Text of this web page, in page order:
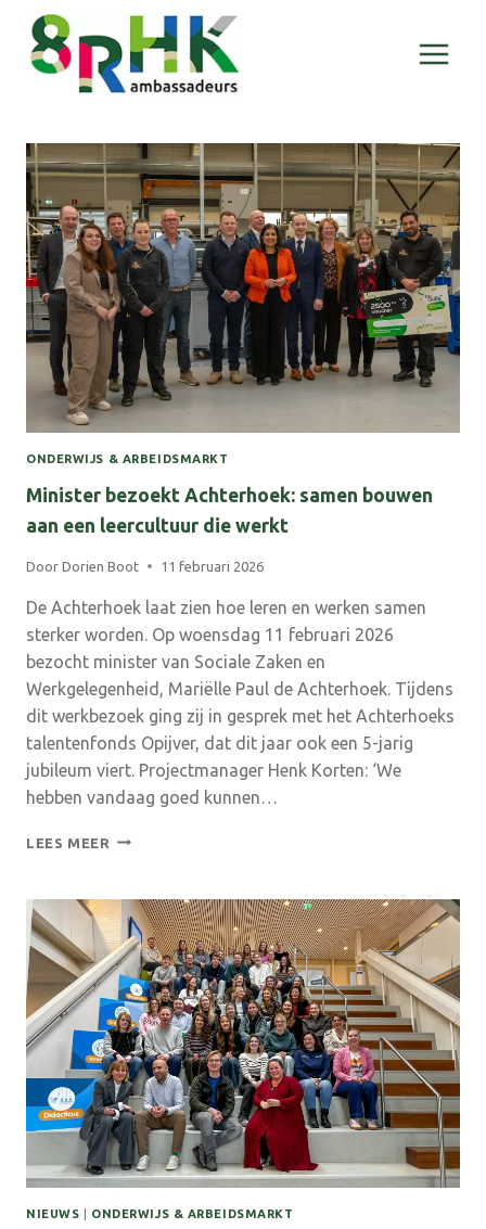
Doorgaan
naar
inhoud
ONDERWIJS & ARBEIDSMARKT
Minister bezoekt Achterhoek: samen bouwen
aan een leercultuur die werkt
Door Dorien Boot 11 februari 2026
De Achterhoek laat zien hoe leren en werken samen
sterker worden. Op woensdag 11 februari 2026
bezocht minister van Sociale Zaken en
Werkgelegenheid, Mariëlle Paul de Achterhoek. Tijdens
dit werkbezoek ging zij in gesprek met het Achterhoeks
talentenfonds Opijver, dat dit jaar ook een 5-jarig
jubileum viert. Projectmanager Henk Korten: ‘We
hebben vandaag goed kunnen…
LEES MEER MINISTER
SAMEN
BOUWEN
AAN
EEN
LEERCULTUUR
DIE
WERKT
NIEUWS ONDERWIJS & ARBEIDSMARKT